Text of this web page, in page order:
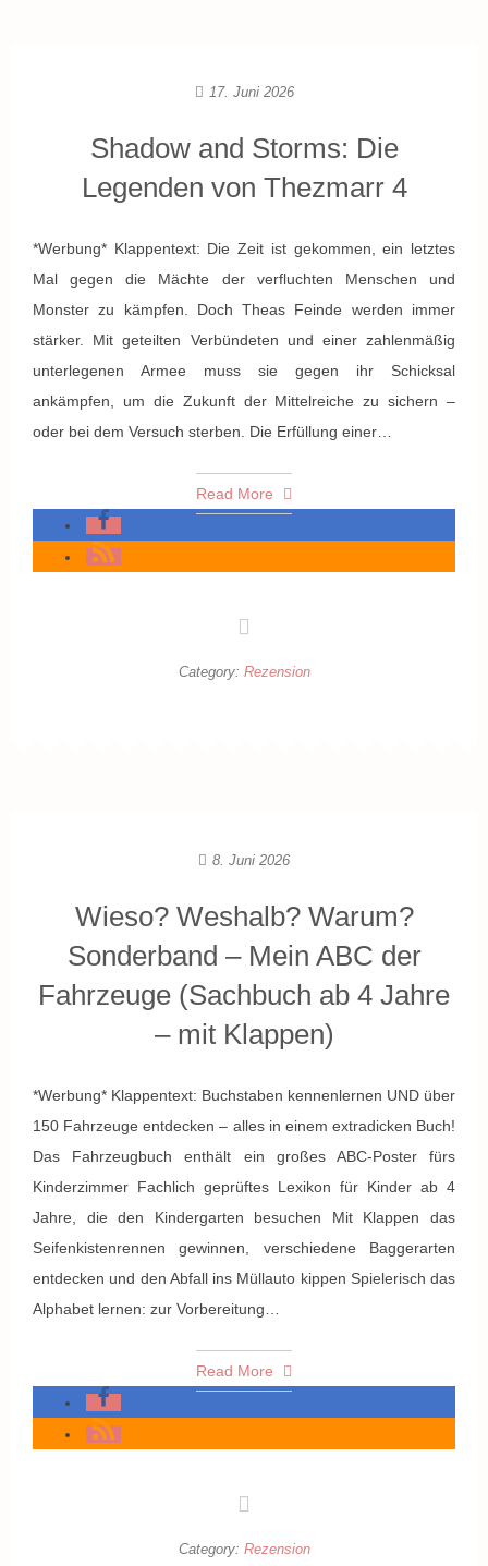
17. Juni 2026
Shadow and Storms: Die
Legenden von Thezmarr 4
*Werbung* Klappentext: Die Zeit ist gekommen, ein letztes
Mal gegen die Mächte der verfluchten Menschen und
Monster zu kämpfen. Doch Theas Feinde werden immer
stärker. Mit geteilten Verbündeten und einer zahlenmäßig
unterlegenen Armee muss sie gegen ihr Schicksal
ankämpfen, um die Zukunft der Mittelreiche zu sichern –
oder bei dem Versuch sterben. Die Erfüllung einer…
Read More
Category: Rezension
8. Juni 2026
Wieso? Weshalb? Warum?
Sonderband – Mein ABC der
Fahrzeuge (Sachbuch ab 4 Jahre
– mit Klappen)
*Werbung* Klappentext: Buchstaben kennenlernen UND über
150 Fahrzeuge entdecken – alles in einem extradicken Buch!
Das Fahrzeugbuch enthält ein großes ABC-Poster fürs
Kinderzimmer Fachlich geprüftes Lexikon für Kinder ab 4
Jahre, die den Kindergarten besuchen Mit Klappen das
Seifenkistenrennen gewinnen, verschiedene Baggerarten
entdecken und den Abfall ins Müllauto kippen Spielerisch das
Alphabet lernen: zur Vorbereitung…
Read More
Category: Rezension